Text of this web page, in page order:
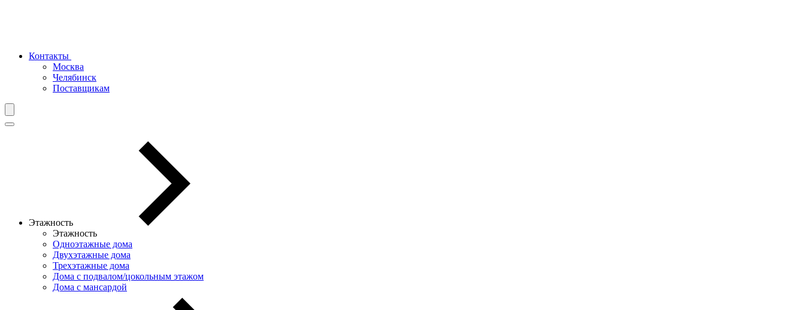
Контакты
Москва
Челябинск
Поставщикам
Этажность
Этажность
Одноэтажные дома
Двухэтажные дома
Трехэтажные дома
Дома с подвалом/цокольным этажом
Дома с мансардой